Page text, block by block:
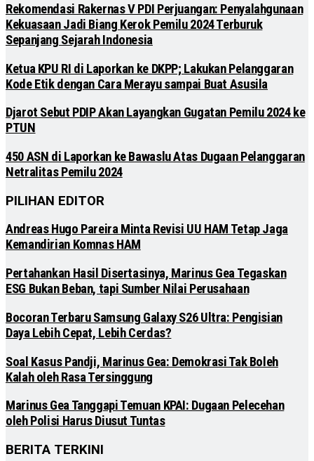
Rekomendasi Rakernas V PDI Perjuangan: Penyalahgunaan
Kekuasaan Jadi Biang Kerok Pemilu 2024 Terburuk
Sepanjang Sejarah Indonesia
Ketua KPU RI di Laporkan ke DKPP; Lakukan Pelanggaran
Kode Etik dengan Cara Merayu sampai Buat Asusila
Djarot Sebut PDIP Akan Layangkan Gugatan Pemilu 2024 ke
PTUN
450 ASN di Laporkan ke Bawaslu Atas Dugaan Pelanggaran
Netralitas Pemilu 2024
PILIHAN EDITOR
Andreas Hugo Pareira Minta Revisi UU HAM Tetap Jaga
Kemandirian Komnas HAM
Pertahankan Hasil Disertasinya, Marinus Gea Tegaskan
ESG Bukan Beban, tapi Sumber Nilai Perusahaan
Bocoran Terbaru Samsung Galaxy S26 Ultra: Pengisian
Daya Lebih Cepat, Lebih Cerdas?
Soal Kasus Pandji, Marinus Gea: Demokrasi Tak Boleh
Kalah oleh Rasa Tersinggung
Marinus Gea Tanggapi Temuan KPAI: Dugaan Pelecehan
oleh Polisi Harus Diusut Tuntas
BERITA TERKINI